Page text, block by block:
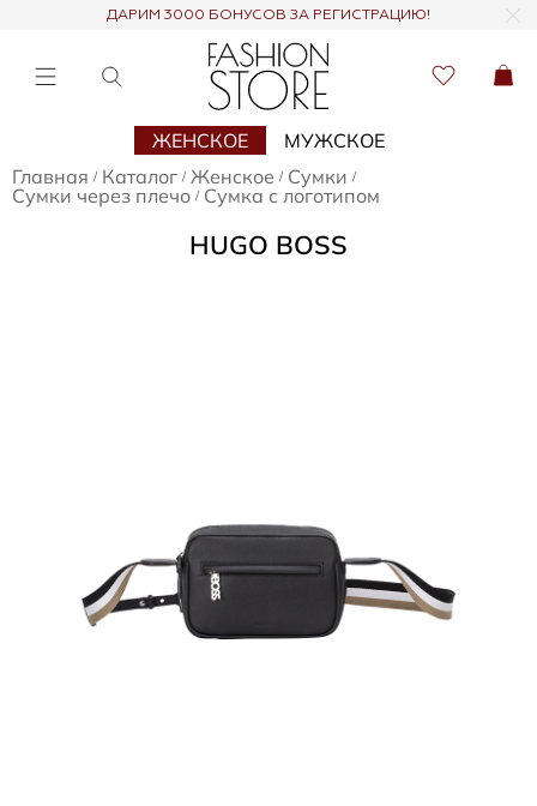
ДАРИМ 3000 БОНУСОВ ЗА РЕГИСТРАЦИЮ!
ЖЕНСКОЕ
МУЖСКОЕ
Главная / Каталог / Женское / Сумки /
Сумки через плечо / Сумка с логотипом
HUGO BOSS